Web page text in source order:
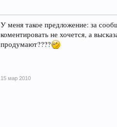
У меня такое предложение: за
коментировать не хочется, а
продумают????
15 мар 2010